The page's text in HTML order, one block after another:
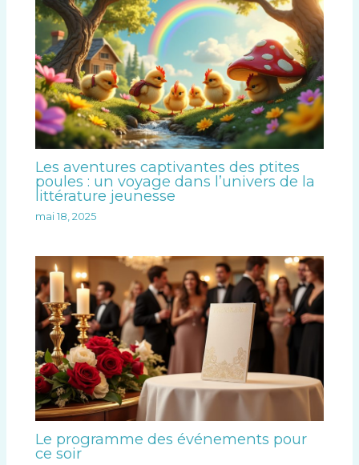
Les aventures captivantes des ptites
poules : un voyage dans l’univers de la
littérature jeunesse
mai 18, 2025
Le programme des événements pour
ce soir